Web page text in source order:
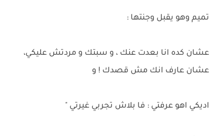
تميم وهو يقبل وجنتها :
عشان كده انا بعدت عنك ، و سبتك و مردتش عليكي،
عشان عارف انك مش قصدك ! و
اديكي اهو عرفتي : فا بلاش تجربي غيرتي "